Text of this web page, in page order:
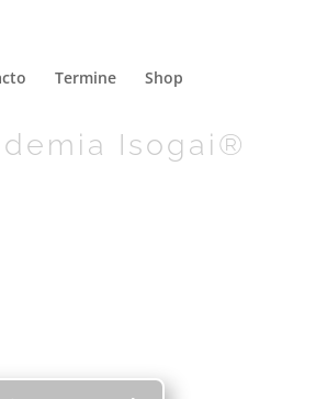
Termine Shop
Isogai®